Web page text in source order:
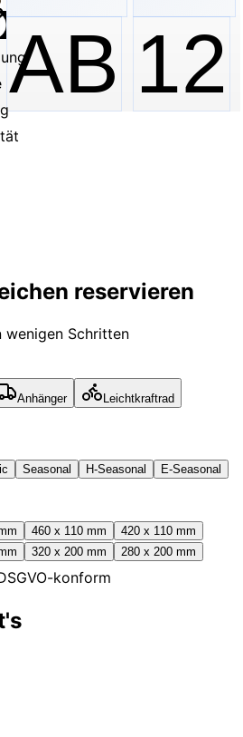
AB 12
reservieren
wenigen Schritten
Anhänger Leichtkraftrad
Seasonal H-Seasonal
E-Seasonal
460 x 110 mm
420 x 110 mm
320 x 200 mm 280 x 200 mm
konform